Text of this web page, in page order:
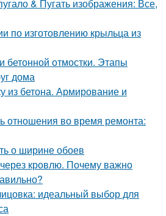
& Пугать изображения: Все,
по изготовлению крыльца из
бетонной отмостки. Этапы
дома
из бетона. Армирование и
отношения во время ремонта:
о ширине обоев
кровлю. Почему важно
идеальный выбор для